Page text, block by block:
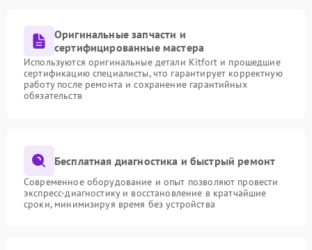
Оригинальные запчасти и
сертифицированные мастера
Используются оригинальные детали Kitfort и прошедшие
сертификацию специалисты, что гарантирует корректную
работу после ремонта и сохранение гарантийных
обязательств
Бесплатная диагностика и быстрый ремонт
Современное оборудование и опыт позволяют провести
экспресс-диагностику и восстановление в кратчайшие
сроки, минимизируя время без устройства